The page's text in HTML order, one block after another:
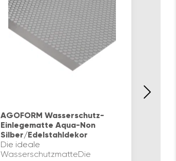
AGOFORM Wasserschutz-
Einlegematte Aqua-Non
Silber/Edelstahldekor
Die ideale
WasserschutzmatteDie